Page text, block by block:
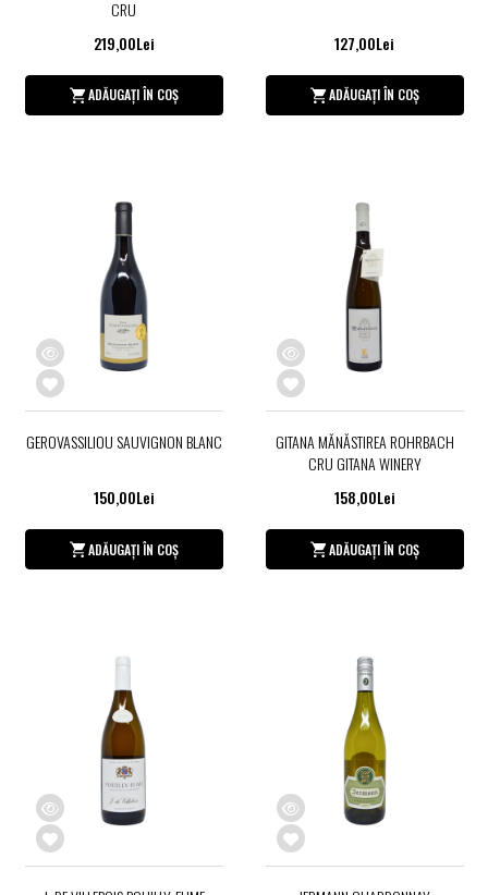
CRU
219,00Lei
ADĂUGAȚI ÎN COȘ
127,00Lei
ADĂUGAȚI ÎN COȘ
GEROVASSILIOU SAUVIGNON BLANC
150,00Lei
ADĂUGAȚI ÎN COȘ
GITANA MĂNĂSTIREA ROHRBACH
CRU GITANA WINERY
158,00Lei
ADĂUGAȚI ÎN COȘ